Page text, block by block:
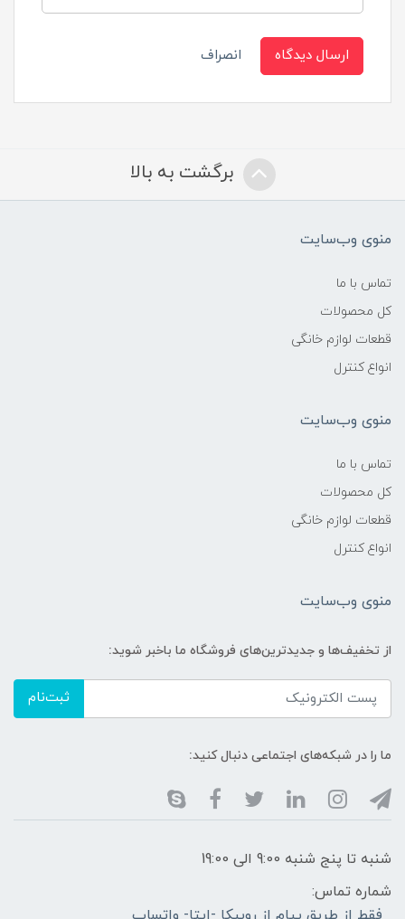
ارسال دیدگاه انصراف
برگشت به بالا
منوی وب‌سایت
تماس با ما
کل محصولات
قطعات لوازم خانگی
انواع کنترل
منوی وب‌سایت
تماس با ما
کل محصولات
قطعات لوازم خانگی
انواع کنترل
منوی وب‌سایت
از تخفیف‌ها و جدیدترین‌های فروشگاه ما باخبر شوید:
ثبت‌نام
ما را در شبکه‌های اجتماعی دنبال کنید:
شنبه تا پنج شنبه 9:00 الی 19:00
شماره تماس: